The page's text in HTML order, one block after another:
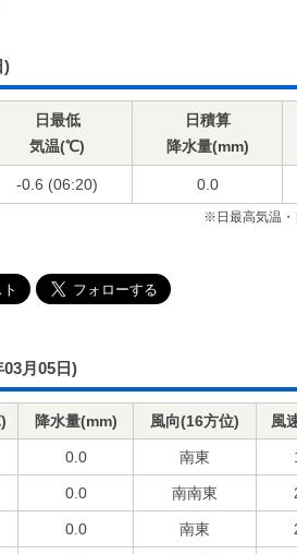
)
日最低
気温(℃)
日積算
降水量(mm)
-0.6 (06:20) 0.0
※日最高気温・
03月05日)
降水量(mm) 風向(16方位) 風
0.0 南東
0.0 南南東
0.0 南東